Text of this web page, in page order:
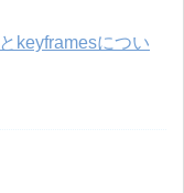
keyframesについ